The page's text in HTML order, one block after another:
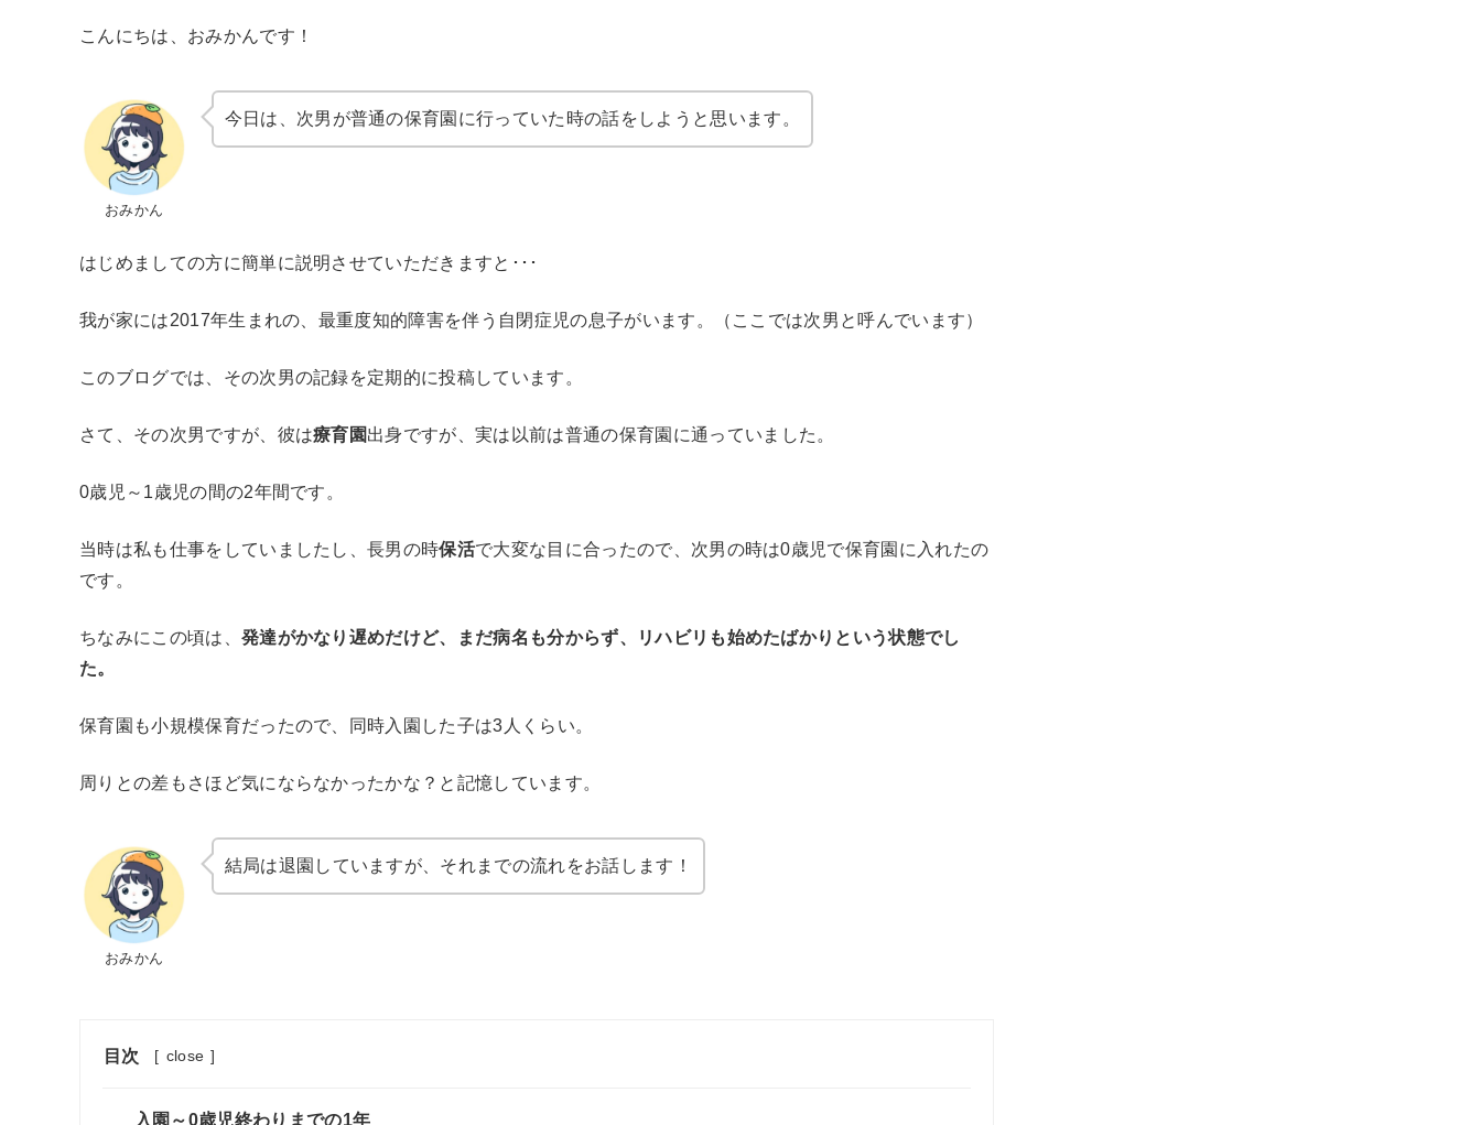
こんにちは、おみかんです！
おみかん
今日は、次男が普通の保育園に行っていた時の話をしようと思います。
はじめましての方に簡単に説明させていただきますと･･･
我が家には2017年生まれの、最重度知的障害を伴う自閉症児の息子がいます。（ここでは次男と呼んでいます）
このブログでは、その次男の記録を定期的に投稿しています。
さて、その次男ですが、彼は療育園出身ですが、実は以前は普通の保育園に通っていました。
0歳児～1歳児の間の2年間です。
当時は私も仕事をしていましたし、長男の時保活で大変な目に合ったので、次男の時は0歳児で保育園に入れたの
です。
ちなみにこの頃は、 発達がかなり遅めだけど、まだ病名も分からず、リハビリも始めたばかりという状態でし
た。
保育園も小規模保育だったので、同時入園した子は3人くらい。
周りとの差もさほど気にならなかったかな？と記憶しています。
おみかん
結局は退園していますが、それまでの流れをお話します！
目次 [ close ]
入園～0歳児終わりまでの1年